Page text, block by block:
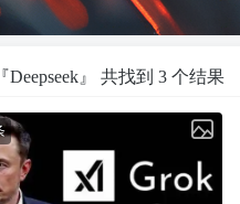
Deepseek』 共找到 3 个结果